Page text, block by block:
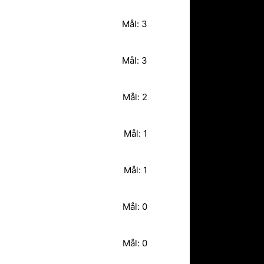
Mål: 3
Mål: 3
Mål: 2
Mål: 1
Mål: 1
Mål: 0
Mål: 0